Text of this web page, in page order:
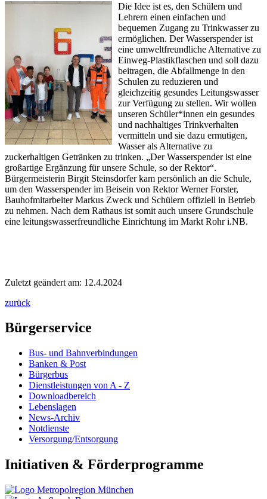
Die Idee ist es, den Schülern und
Lehrern einen einfachen und
bequemen Zugang zu Trinkwasser zu
ermöglichen. Der Wasserspender ist
eine umweltfreundliche Alternative zu
Einweg-Plastikflaschen und soll dazu
beitragen, die Abfallmenge in den
Schulen zu reduzieren und
gleichzeitig gesundes Leitungswasser
zur Verfügung zu stellen. Wir wollen
unseren Schüler*innen ein gesundes
und nachhaltiges Trinkverhalten
vermitteln und sie dazu ermutigen,
Wasser als Alternative zu
zuckerhaltigen Getränken zu trinken. „Der Wasserspender ist eine
großartige Ergänzung für unsere Schule, so der Rektor“.
Bürgermeisterin Birgit Steinsdorfer kam persönlich an die Schule,
um den Wasserspender im Beisein von Rektor Werner Forster,
Bauhofmitarbeiter Markus Zweck und Schülern offiziell in Betrieb
zu nehmen. Nach dem Rathaus ist somit auch unsere Grundschule
eine leitungswasserfreundliche Einrichtung im Markt Rohr i.NB.
Zuletzt geändert am: 12.4.2024
zurück
Bürgerservice
Bus- und Bahnverbindungen
Banken & Post
Bürgerbus
Dienstleistungen von A - Z
Downloadbereich
Lebenslagen
News-Archiv
Notdienste
Versorgung/Entsorgung
Initiativen & Förderprogramme